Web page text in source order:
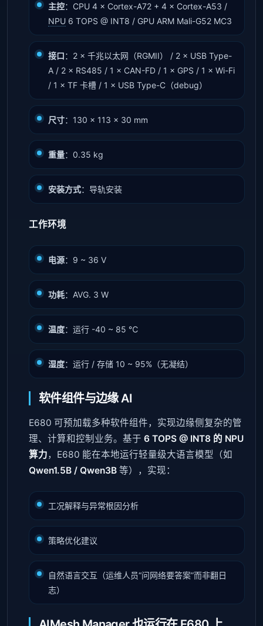
主控：CPU 4 × Cortex-A72 + 4 × Cortex-A53 /
NPU 6 TOPS @ INT8 / GPU ARM Mali-G52 MC3
接口：2 × 千兆以太网（RGMII） / 2 × USB Type-
A / 2 × RS485 / 1 × CAN-FD / 1 × GPS / 1 × Wi-Fi
/ 1 × TF 卡槽 / 1 × USB Type-C（debug）
尺寸：130 × 113 × 30 mm
重量：0.35 kg
安装方式：导轨安装
工作环境
电源：9 ~ 36 V
功耗：AVG. 3 W
温度：运行 -40 ~ 85 ℃
湿度：运行 / 存储 10 ~ 95%（无凝结）
软件组件与边缘 AI
E680 可预加载多种软件组件，实现边缘侧复杂的管
理、计算和控制业务。基于 6 TOPS @ INT8 的 NPU
算力，E680 能在本地运行轻量级大语言模型（如
Qwen1.5B / Qwen3B 等），实现：
工况解释与异常根因分析
策略优化建议
自然语言交互（运维人员“问网络要答案”而非翻日
志）